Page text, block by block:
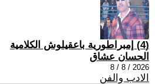
(4) إمبراطورية باعقيلوش الكلامية
الحسان عشاق
2026 / 8 / 8
الادب والفن